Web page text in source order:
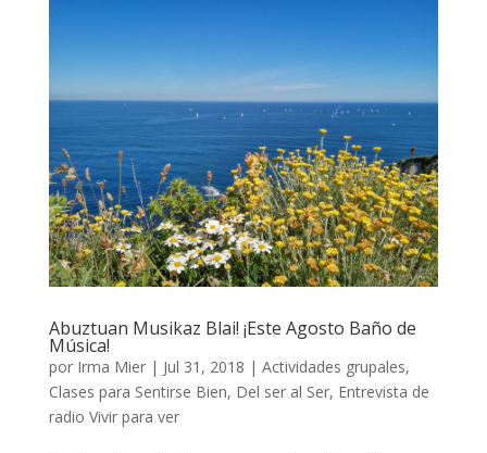
Abuztuan Musikaz Blai! ¡Este Agosto Baño de
Música!
por Irma Mier| Jul 31, 2018 | Actividades grupales,
Clases para Sentirse Bien, Del ser al Ser, Entrevista de
radio Vivir para ver